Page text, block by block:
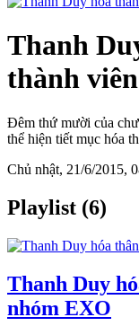
Thanh
thành
Đêm thứ mười của
thể hiện tiết mục hóa
Chủ nhật, 21/6/2015,
Playlist (6)
Thanh Duy
nhóm EXO